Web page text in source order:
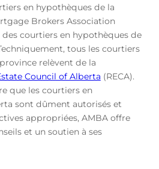
en hypothèques de la
Brokers Association
courtiers en hypothèques de
tous les courtiers
relèvent de la
Council of Alberta (RECA).
que les courtiers en
sont dûment autorisés et
appropriées, AMBA offre
et un soutien à ses